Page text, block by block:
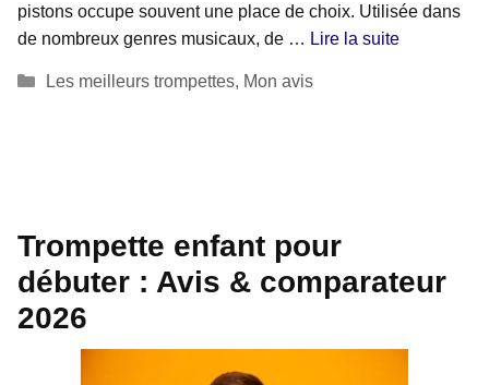
pistons occupe souvent une place de choix. Utilisée dans
de nombreux genres musicaux, de … Lire la suite
Catégories
Les meilleurs trompettes, Mon avis
Trompette enfant pour
débuter : Avis & comparateur
2026